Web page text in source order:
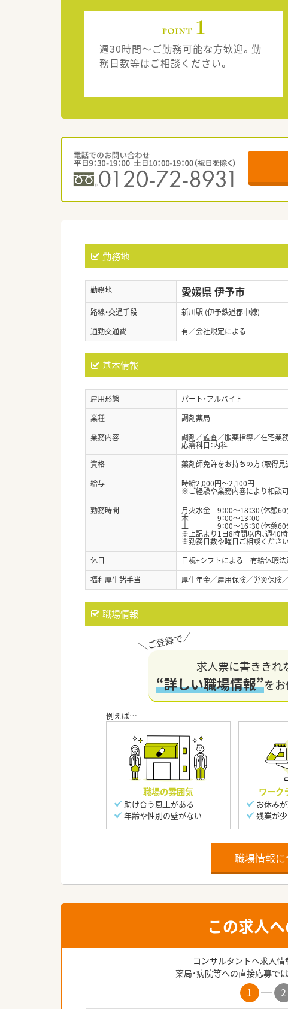
週30時間～ご勤務可能な方歓迎。勤
務日数等はご相談ください。
勤務地
勤務地 愛媛県 伊予市
路線・交通手段
新川駅 (伊予鉄道郡中線)
通勤交通費
有／会社規定による
基本情報
雇用形態
パート・アルバイト
業種
調剤薬局
業務内容
調剤／監査／服薬指導／在宅業務
応需科目：内科
資格
薬剤師免許をお持ちの方（取得見
給与
時給2,000円～2,100円
※ご経験や業務内容により相談
勤務時間
月火水金 9：00～18：30（休憩60
木 9：00～13：00
土 9：00～16：30（休憩60
※上記より1日8時間以内、週40
※勤務日数や曜日ご相談ください
休日
日祝+シフトによる 有給休暇法
福利厚生諸手当
厚生年金／雇用保険／労災保険
職場情報
求人票に書ききれ
“詳しい職場情報”をお
職場の雰囲気
助け合う風土がある
年齢や性別の壁がない
ワーク
お休み
残業が
職場情報に
この求人
コンサルタントへ求人情
薬局・病院等への直接応募で
1 2